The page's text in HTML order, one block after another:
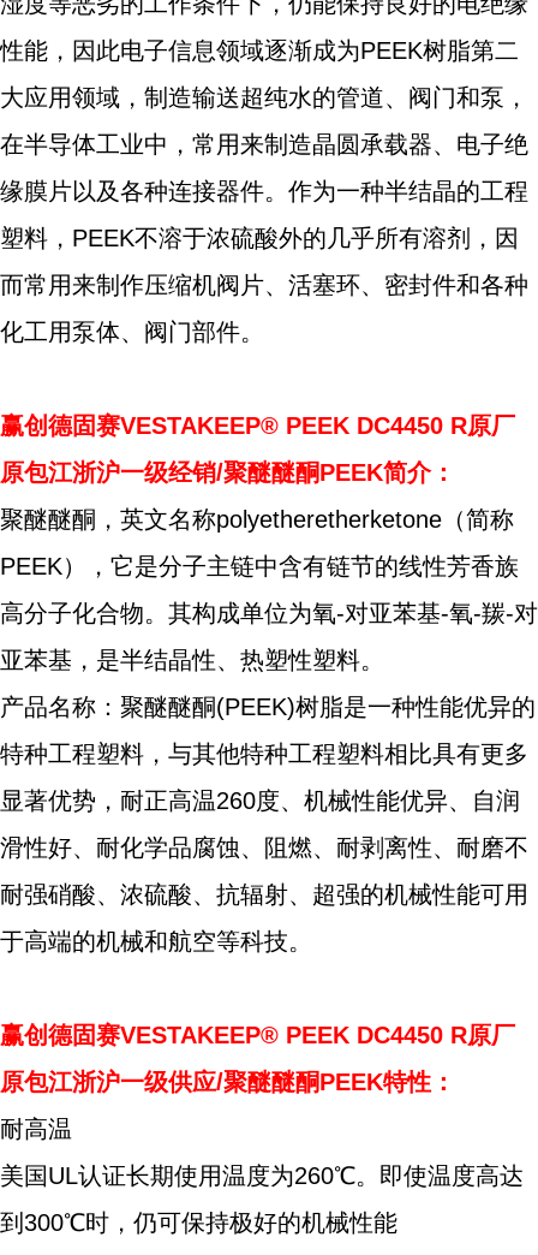
性能，因此电子信息领域逐渐成为PEEK树脂第二
大应用领域，制造输送超纯水的管道、阀门和泵，
在半导体工业中，常用来制造晶圆承载器、电子绝
缘膜片以及各种连接器件。作为一种半结晶的工程
塑料，PEEK不溶于浓硫酸外的几乎所有溶剂，因
而常用来制作压缩机阀片、活塞环、密封件和各种
化工用泵体、阀门部件。
赢创德固赛VESTAKEEP® PEEK DC4450 R原厂
原包江浙沪一级经销/聚醚醚酮PEEK简介：
聚醚醚酮，英文名称polyetheretherketone（简称
PEEK），它是分子主链中含有链节的线性芳香族
高分子化合物。其构成单位为氧-对亚苯基-氧-羰-对
亚苯基，是半结晶性、热塑性塑料。
产品名称：聚醚醚酮(PEEK)树脂是一种性能优异的
特种工程塑料，与其他特种工程塑料相比具有更多
显著优势，耐正高温260度、机械性能优异、自润
滑性好、耐化学品腐蚀、阻燃、耐剥离性、耐磨不
耐强硝酸、浓硫酸、抗辐射、超强的机械性能可用
于高端的机械和航空等科技。
赢创德固赛VESTAKEEP® PEEK DC4450 R原厂
原包江浙沪一级供应/聚醚醚酮PEEK特性：
耐高温
美国UL认证长期使用温度为260℃。即使温度高达
到300℃时，仍可保持极好的机械性能